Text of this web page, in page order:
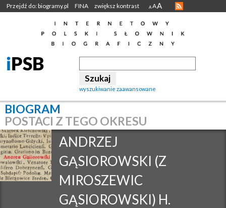
Przejdź do: biogramy.pl FINA zwiększ kontrast A AA
wyszukiwanie zaawansowane
BIOGRAM
POSTACI Z TEGO OKRESU
ANDRZEJ
GĄSIOROWSKI (Z
MIROSZEWIC
GĄSIOROWSKI) H.